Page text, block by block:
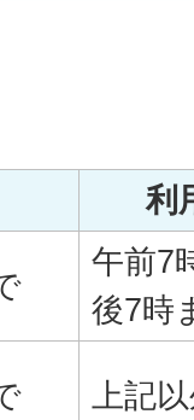
利
午前7
後7時
上記